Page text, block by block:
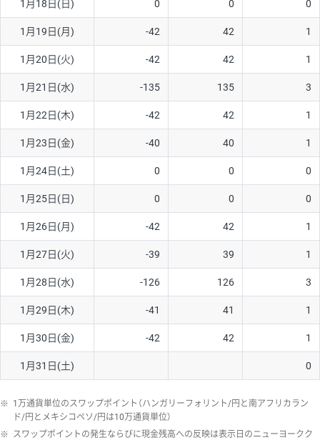
1月18日(日) 0 0 0
1月19日(月) -42 42 1
1月20日(火) -42 42 1
1月21日(水) -135 135 3
1月22日(木) -42 42 1
1月23日(金) -40 40 1
1月24日(土) 0 0 0
1月25日(日) 0 0 0
1月26日(月) -42 42 1
1月27日(火) -39 39 1
1月28日(水) -126 126 3
1月29日(木) -41 41 1
1月30日(金) -42 42 1
1月31日(土) 0
※ 1万通貨単位のスワップポイント（ハンガリーフォリント/円と南アフリカラン
ド/円とメキシコペソ/円は10万通貨単位）
※ スワップポイントの発生ならびに現金残高への反映は表示日のニューヨークク